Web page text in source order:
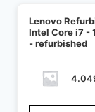
Lenovo
Intel Core i7 -
- refurbished